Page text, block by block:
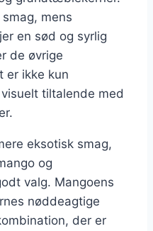
mens
en sød og syrlig
de øvrige
er ikke kun
tiltalende med
eksotisk smag,
og
valg. Mangoens
nøddeagtige
der er